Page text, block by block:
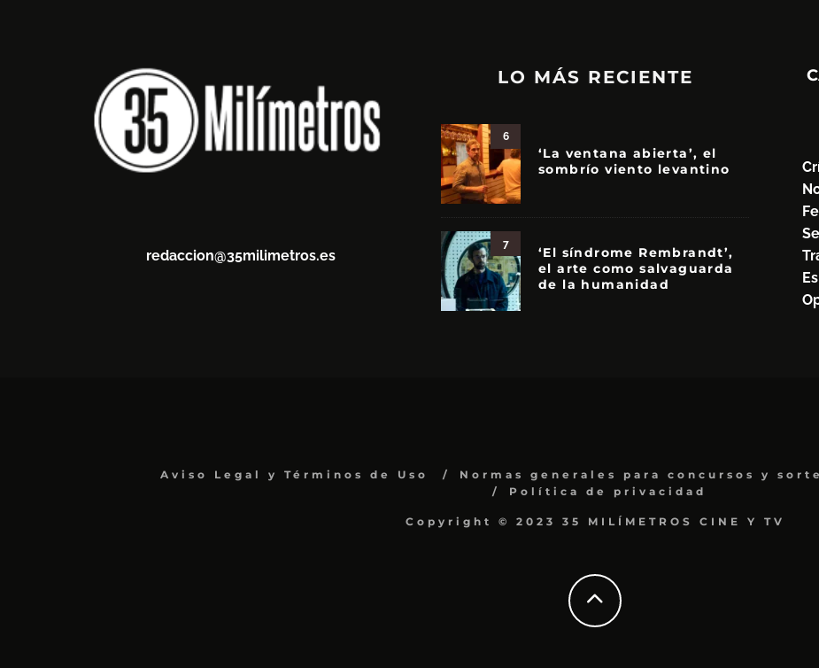
redaccion@35milimetros.es
LO MÁS RECIENTE
6
‘La ventana abierta’, el
sombrío viento levantino
7
‘El síndrome Rembrandt’,
el arte como salvaguarda
de la humanidad
Aviso Legal y Términos de Uso Normas generales para concursos y
Política de privacidad
Copyright © 2023 35 MILÍMETROS CINE Y TV